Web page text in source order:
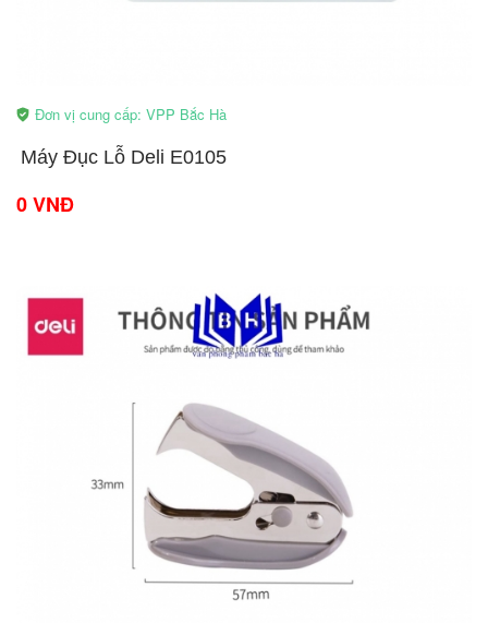
Đơn vị cung cấp: VPP Bắc Hà
Máy Đục Lỗ Deli E0105
0 VNĐ